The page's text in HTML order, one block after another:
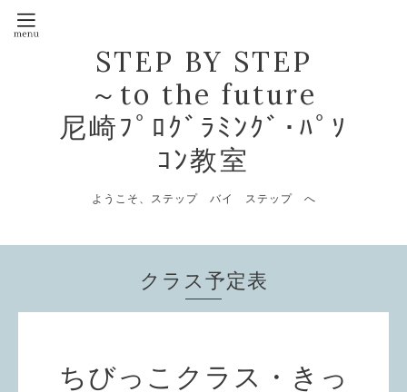
STEP BY STEP
～to the future
尼崎ﾌﾟﾛｸﾞﾗﾐﾝｸﾞ･ﾊﾟｿ
ｺﾝ教室
ようこそ、ステップ バイ ステップ へ
クラス予定表
ちびっこクラス・きっ